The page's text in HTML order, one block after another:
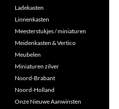
Ladekasten
Linnenkasten
Meesterstukjes / miniaturen
Meidenkasten & Vertico
Meubelen
Miniaturen zilver
Noord-Brabant
Noord-Holland
Onze Nieuwe Aanwinsten